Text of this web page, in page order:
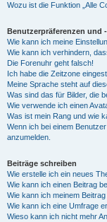
Wozu ist die Funktion „Alle
Benutzerpräferenzen und
Wie kann ich meine
Wie kann ich verhindern,
Die Forenuhr geht falsch!
Ich habe die Zeitzone
Meine Sprache steht auf
Was sind das für Bilder, die
Wie verwende ich einen
Was ist mein Rang und wie
Wenn ich bei einem
anzumelden.
Beiträge schreiben
Wie erstelle ich ein neues
Wie kann ich einen Beitrag
Wie kann ich meinem
Wie kann ich eine Umfrage
Wieso kann ich nicht mehr